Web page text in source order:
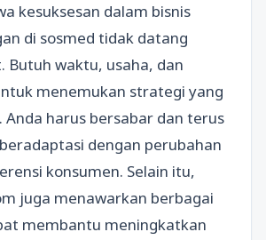
kesuksesan dalam bisnis
di sosmed tidak datang
Butuh waktu, usaha, dan
menemukan strategi yang
harus bersabar dan terus
dengan perubahan
konsumen. Selain itu,
juga menawarkan berbagai
membantu meningkatkan